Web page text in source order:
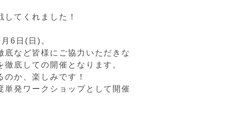
てくれました！
6日(日)。
底など皆様にご協力いただきな
底しての開催となります。
か、楽しみです！
発ワークショップとして開催